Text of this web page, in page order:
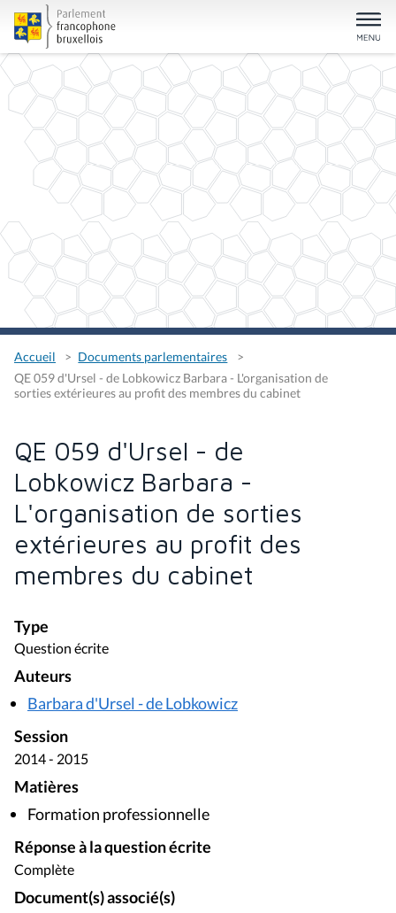
Accueil
Documents parlementaires
QE 059 d'Ursel - de Lobkowicz Barbara - L'organisation de
sorties extérieures au profit des membres du cabinet
QE 059 d'Ursel - de
Lobkowicz Barbara -
L'organisation de sorties
extérieures au profit des
membres du cabinet
Type
Question écrite
Auteurs
Barbara d'Ursel - de Lobkowicz
Session
2014 - 2015
Matières
Formation professionnelle
Réponse à la question écrite
Complète
Document(s) associé(s)